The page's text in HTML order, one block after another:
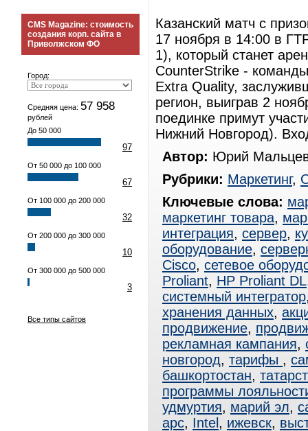
CMS Magazine: стоимость
создания корп. сайта в
Приволжском ФО
Город:
Средняя цена: 57 958
рублей
До 50 000
97
От 50 000 до 100 000
67
От 100 000 до 200 000
32
От 200 000 до 300 000
10
От 300 000 до 500 000
3
Все типы сайтов
Казанский матч с
17 ноября в 14:00 в
1), который станет
CounterStrike -
Extra Quality,
регион, выиграв 2
поединке примут
Нижний Новгород).
Автор: Юрий
Рубрики: Маркетинг,
Ключевые слова:
маркетинг товара,
интеграция, сервер,
оборудование,
Cisco, сетевое
Proliant, HP Proliant DL
системный интегратор
хранения данных,
продвижение,
рекламная кампания,
новгород, тарифы ,
башкортостан,
программы
удмуртия, марий эл,
apc, Intel , ижевск,